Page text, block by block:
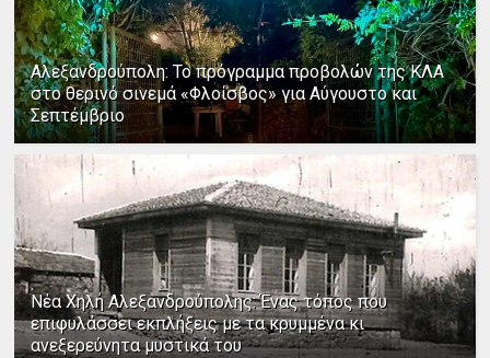
Αλεξανδρούπολη: Το πρόγραμμα προβολών της ΚΛΑ
στο θερινό σινεμά «Φλοίσβος» για Αύγουστο και
Σεπτέμβριο
Νέα Χηλή Αλεξανδρούπολης: Ένας τόπος που
επιφυλάσσει εκπλήξεις με τα κρυμμένα κι
ανεξερεύνητα μυστικά του